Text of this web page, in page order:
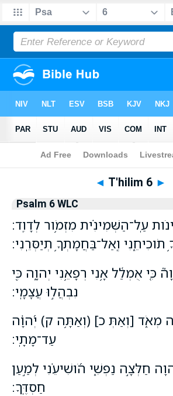
Bible>WLC> T'hilim 6
◄ T'hilim 6 ►
Psalm 6 WLC
עַֽל־הַשְּׁמִינִ֗ית מִזְמֹ֥ור לְדָוִֽד׃
וְֽאַל־בַּחֲמָתְךָ֥ תְיַסְּרֵֽנִי׃
כִּ֤י אֻמְלַ֫ל אָ֥נִי רְפָאֵ֥נִי יְהוָ֑ה כִּ֖י
נִבְהֲל֣וּ עֲצָמָֽי׃
מְאֹ֑ד [וְאַתְּ כ] (וְאַתָּ֥ה ק) יְ֝הוָ֗ה
עַד־מָתָֽי׃
חַלְּצָ֣ה נַפְשִׁ֑י הֹ֝ושִׁיעֵ֗נִי לְמַ֣עַן
חַסְדֶּֽךָ׃